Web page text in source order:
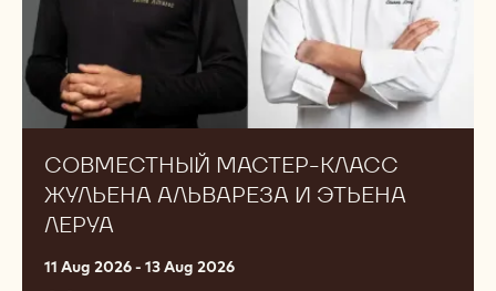
СОВМЕСТНЫЙ МАСТЕР-КЛАСС
ЖУЛЬЕНА АЛЬВАРЕЗА И ЭТЬЕНА
ЛЕРУА
11 Aug 2026 - 13 Aug 2026